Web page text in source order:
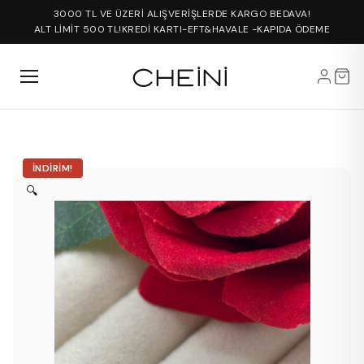
3000 TL VE ÜZERİ ALIŞVERİŞLERDE KARGO BEDAVA!
ALT LİMİT 500 TL!KREDİ KARTI-EFT&HAVALE -KAPIDA ÖDEME
İNDIRIM!
🔍